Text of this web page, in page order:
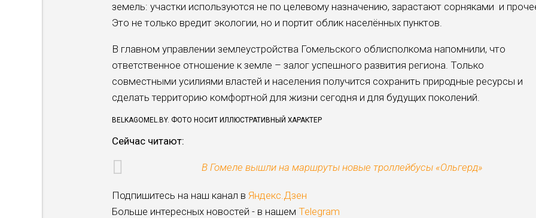
земель: участки используются не по целевому назначению, зарастают сорняками и
Это не только вредит экологии, но и портит облик населённых пунктов.
В главном управлении землеустройства Гомельского облисполкома напомнили, что
ответственное отношение к земле – залог успешного развития региона. Только
совместными усилиями властей и населения получится сохранить природные ресурсы и
сделать территорию комфортной для жизни сегодня и для будущих поколений.
BELKAGOMEL.BY. ФОТО НОСИТ ИЛЛЮСТРАТИВНЫЙ ХАРАКТЕР
Сейчас читают:
В Гомеле вышли на маршруты новые троллейбусы «Ольгерд»
Подпишитесь на наш канал в Яндекс.Дзен
Больше интересных новостей - в нашем Telegram